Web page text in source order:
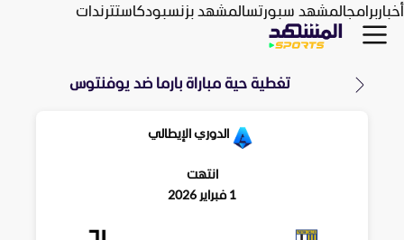
أخباربرامجالمشهد سبورتسالمشهد بزنسبودكاستترندات
تغطية حية مباراةبارما ضد يوفنتوس
الدوري الإيطالي
انتهت
1 فبراير 2026